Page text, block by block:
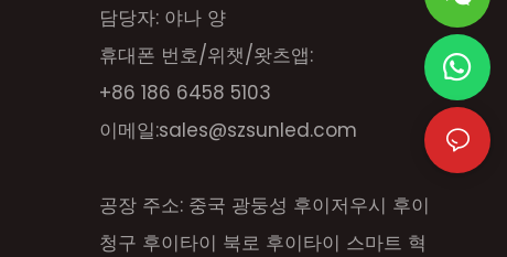
담당자: 야나 양
휴대폰 번호/위챗/왓츠앱:
+86 186 6458 5103
이메일:sales@szsunled.com
공장 주소: 중국 광둥성 후이저우시 후이
청구 후이타이 북로 후이타이 스마트 혁